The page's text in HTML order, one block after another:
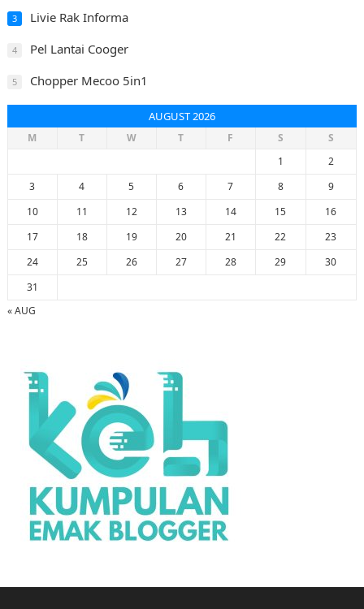
3 Livie Rak Informa
4 Pel Lantai Cooger
5 Chopper Mecoo 5in1
AUGUST 2026
M T W T F S
S
1
2
3
4 5 6 7 8
9
10
11 12 13 14 15
16
17
18 19 20 21 22
23
24
25 26 27 28 29
30
31
« AUG